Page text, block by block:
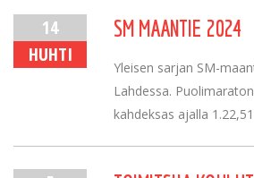
14
HUHTI
SM MAANTIE 2024
Yleisen sarjan SM-
Lahdessa.
kahdeksas ajalla